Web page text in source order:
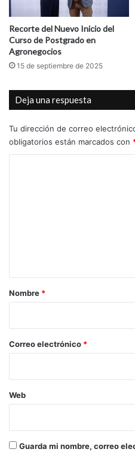
Recorte del Nuevo Inicio del
Curso de Postgrado en
Agronegocios
15 de septiembre de 2025
Deja una respuesta
Tu dirección de correo
obligatorios están marcados con
r
*
Nombre *
Correo electrónico *
Web
Guarda mi nombre, correo